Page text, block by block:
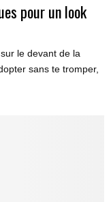
pour un look
le devant de la
sans te tromper,